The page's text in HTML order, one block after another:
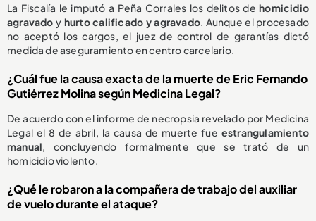
La Fiscalía le imputó a Peña Corrales los delitos dehomicidio
agravado y hurto calificado y agravado. Aunque el procesado
no aceptó los cargos, el juez de control de garantías dictó
medida de aseguramiento en centro carcelario.
¿Cuál fue la causa exacta de la muerte de Eric Fernando
Gutiérrez Molina según Medicina Legal?
De acuerdo con el informe de necropsia revelado por Medicina
Legal el 8 de abril, la causa de muerte fue estrangulamiento
manual, concluyendo formalmente que se trató de un
homicidio violento.
¿Qué le robaron a la compañera de trabajo del auxiliar
de vuelo durante el ataque?